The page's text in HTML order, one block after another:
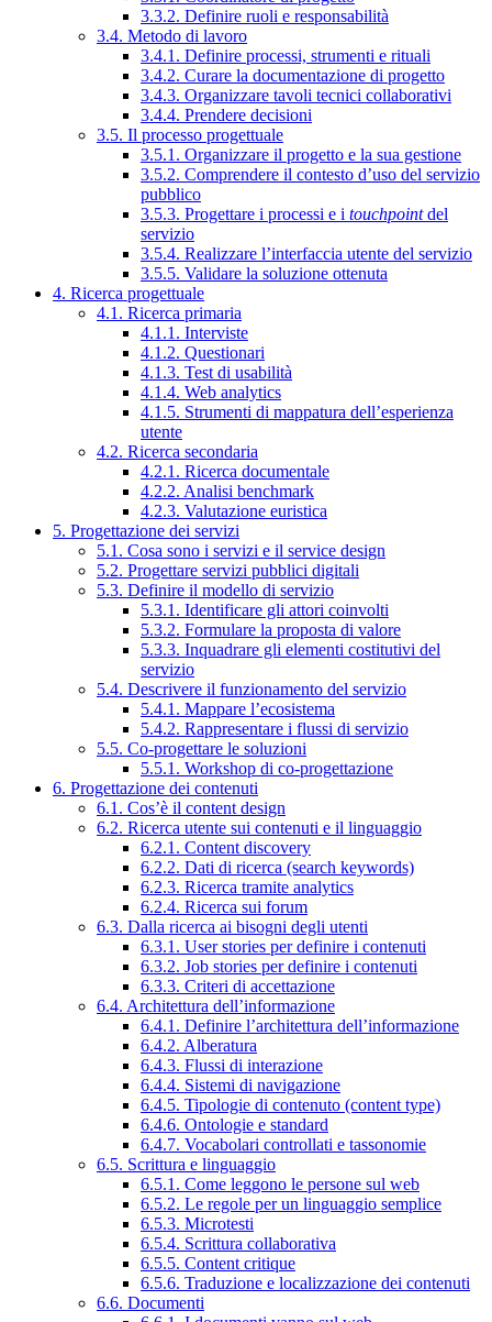
3.3.2. Definire ruoli e responsabilità
3.4. Metodo di lavoro
3.4.1. Definire processi, strumenti e rituali
3.4.2. Curare la documentazione di progetto
3.4.3. Organizzare tavoli tecnici collaborativi
3.4.4. Prendere decisioni
3.5. Il processo progettuale
3.5.1. Organizzare il progetto e la sua gestione
3.5.2. Comprendere il contesto d’uso del servizio
pubblico
3.5.3. Progettare i processi e i touchpointdel
servizio
3.5.4. Realizzare l’interfaccia utente del servizio
3.5.5. Validare la soluzione ottenuta
4. Ricerca progettuale
4.1. Ricerca primaria
4.1.1. Interviste
4.1.2. Questionari
4.1.3. Test di usabilità
4.1.4. Web analytics
4.1.5. Strumenti di mappatura dell’esperienza
utente
4.2. Ricerca secondaria
4.2.1. Ricerca documentale
4.2.2. Analisi benchmark
4.2.3. Valutazione euristica
5. Progettazione dei servizi
5.1. Cosa sono i servizi e il service design
5.2. Progettare servizi pubblici digitali
5.3. Definire il modello di servizio
5.3.1. Identificare gli attori coinvolti
5.3.2. Formulare la proposta di valore
5.3.3. Inquadrare gli elementi costitutivi del
servizio
5.4. Descrivere il funzionamento del servizio
5.4.1. Mappare l’ecosistema
5.4.2. Rappresentare i flussi di servizio
5.5. Co-progettare le soluzioni
5.5.1. Workshop di co-progettazione
6. Progettazione dei contenuti
6.1. Cos’è il content design
6.2. Ricerca utente sui contenuti e il linguaggio
6.2.1. Content discovery
6.2.2. Dati di ricerca (search keywords)
6.2.3. Ricerca tramite analytics
6.2.4. Ricerca sui forum
6.3. Dalla ricerca ai bisogni degli utenti
6.3.1. User stories per definire i contenuti
6.3.2. Job stories per definire i contenuti
6.3.3. Criteri di accettazione
6.4. Architettura dell’informazione
6.4.1. Definire l’architettura dell’informazione
6.4.2. Alberatura
6.4.3. Flussi di interazione
6.4.4. Sistemi di navigazione
6.4.5. Tipologie di contenuto (content type)
6.4.6. Ontologie e standard
6.4.7. Vocabolari controllati e tassonomie
6.5. Scrittura e linguaggio
6.5.1. Come leggono le persone sul web
6.5.2. Le regole per un linguaggio semplice
6.5.3. Microtesti
6.5.4. Scrittura collaborativa
6.5.5. Content critique
6.5.6. Traduzione e localizzazione dei contenuti
6.6. Documenti